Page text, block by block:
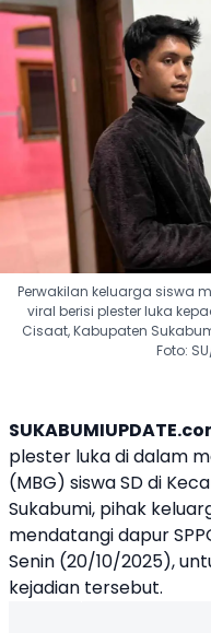
Perwakilan keluarga siswa
viral berisi plester luka
Cisaat, Kabupaten
Foto:
plester luka di dalam
(MBG) siswa SD di
Sukabumi, pihak
mendatangi dapur
Senin (20/10/2025),
kejadian tersebut.